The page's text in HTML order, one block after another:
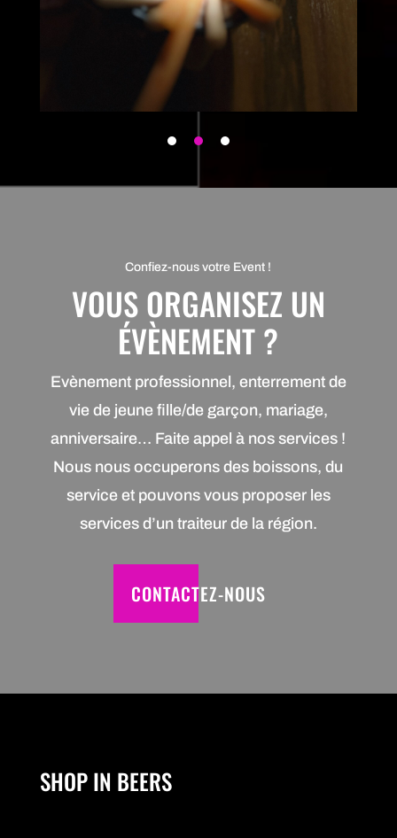
Confiez-nous votre Event !
VOUS ORGANISEZ UN
ÉVÈNEMENT ?
Evènement professionnel, enterrement de
vie de jeune fille/de garçon, mariage,
anniversaire… Faite appel à nos services !
Nous nous occuperons des boissons, du
service et pouvons vous proposer les
services d’un traiteur de la région.
CONTACTEZ-NOUS
SHOP IN BEERS